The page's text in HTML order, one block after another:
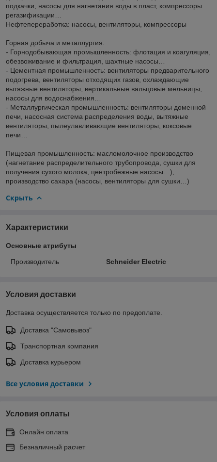
подкачки, насосы для нагнетания воды в пласт, компрессоры
регазификации…
Нефтепереработка: насосы, вентиляторы, компрессоры
Горная добыча и металлургия:
- Горнодобывающая промышленность: флотация и коагуляция,
обезвоживание и фильтрация, шахтные насосы…
- Цементная промышленность: вентиляторы предварительного
подогрева, вентиляторы отходящих газов, охлаждающие
вытяжные вентиляторы, вертикальные вальцовые мельницы,
насосы для водоснабжения…
- Металлургическая промышленность: вентиляторы доменной
печи, насосная система распределения воды, вытяжные
вентиляторы, пылеулавливающие вентиляторы, коксовые
печи…
Пищевая промышленность: масломолочное производство
(нагнетание распределительного трубопровода, сушки для
получения сухого молока, центробежные насосы…),
производство сахара (насосы, вентиляторы для сушки…)
Скрыть
Характеристики
Основные атрибуты
Производитель Schneider Electric
Условия доставки
Доставка осуществляется только по предоплате.
Доставка "Самовывоз"
Транспортная компания
Доставка курьером
Все условия доставки
Условия оплаты
Онлайн оплата
Безналичный расчет